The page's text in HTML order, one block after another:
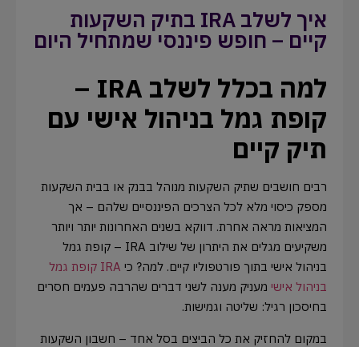
איך לשלב IRA בתיק השקעות
קיים – חופש פיננסי שמתחיל היום
למה בכלל לשלב IRA –
קופת גמל בניהול אישי עם
תיק קיים
רבים חושבים שתיק השקעות מנוהל בבנק או בבית השקעות
מספק כיסוי מלא לכל הצרכים הפיננסיים שלהם – אך
המציאות מראה אחרת. דווקא בשנים האחרונות יותר ויותר
משקיעים מגלים את היתרון של שילוב IRA – קופת גמל
בניהול אישי בתוך פורטפוליו קיים. למה? כי
IRA קופת גמל
בניהול אישי מעניק מענה לשני דברים שהרבה פעמים חסרים
בחיסכון רגיל: שליטה וגמישות.
במקום להחזיק את כל הביצים בסל אחד – חשבון השקעות